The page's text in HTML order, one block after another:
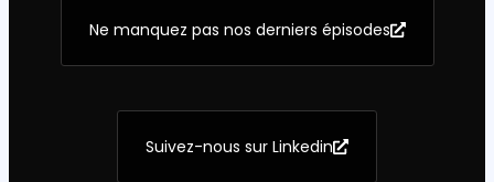
Ne manquez pas nos derniers épisodes
Suivez-nous sur Linkedin